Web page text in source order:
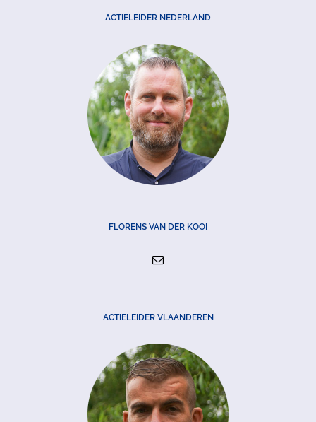
ACTIELEIDER NEDERLAND
FLORENS VAN DER KOOI
ACTIELEIDER VLAANDEREN